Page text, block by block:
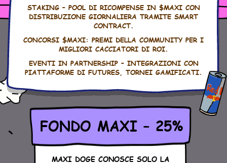
STAKING – POOL DI RICOMPENSE IN $MAXI CON
DISTRIBUZIONE GIORNALIERA TRAMITE SMART
CONTRACT.
CONCORSI $MAXI: PREMI DELLA COMMUNITY PER I
MIGLIORI CACCIATORI DI ROI.
EVENTI IN PARTNERSHIP – INTEGRAZIONI CON
PIATTAFORME DI FUTURES, TORNEI GAMIFICATI.
FONDO MAXI – 25%
MAXI DOGE CONOSCE SOLO LA